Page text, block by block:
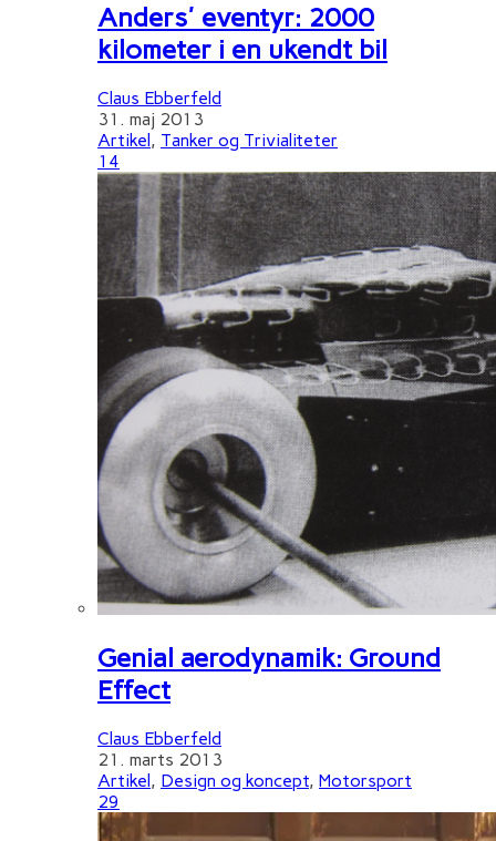
Anders' eventyr: 2000
kilometer i en ukendt bil
Claus Ebberfeld
31. maj 2013
Artikel , Tanker og Trivialiteter
14
Genial aerodynamik: Ground
Effect
Claus Ebberfeld
21. marts 2013
Artikel, Design og koncept, Motorsport
29